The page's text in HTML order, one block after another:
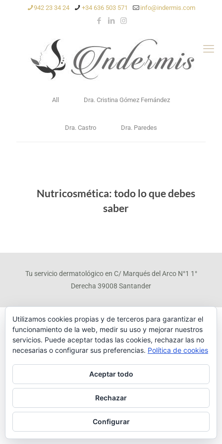
942 23 34 24 +34 636 503 571 info@indermis.com
All Dra. Cristina Gómez Fernández
Dra. Castro Dra. Paredes
Nutricosmética: todo lo que debes
saber
Tu servicio dermatológico en C/ Marqués del Arco N°1 1°
Derecha 39008 Santander
Aviso legal|Política de privacidad |Política de cookies
Utilizamos cookies propias y de terceros para garantizar el
funcionamiento de la web, medir su uso y mejorar nuestros
servicios. Puede aceptar todas las cookies, rechazar las no
necesarias o configurar sus preferencias. Política de cookies
Aceptar todo
Rechazar
Configurar